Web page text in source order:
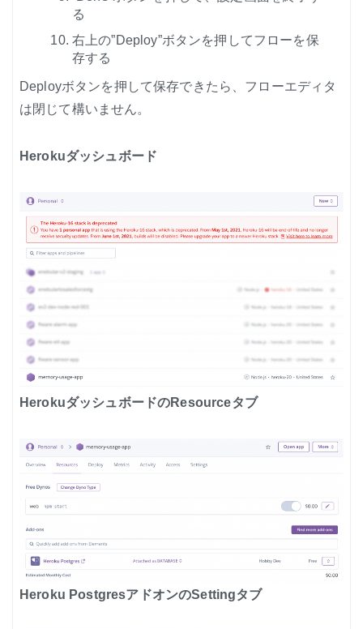
る
右上の”Deploy”ボタンを押してフローを保
存する
Deployボタンを押して保存できたら、フローエディタ
は閉じて構いません。
Herokuダッシュボード
HerokuダッシュボードのResourceタブ
Heroku PostgresアドオンのSettingタブ